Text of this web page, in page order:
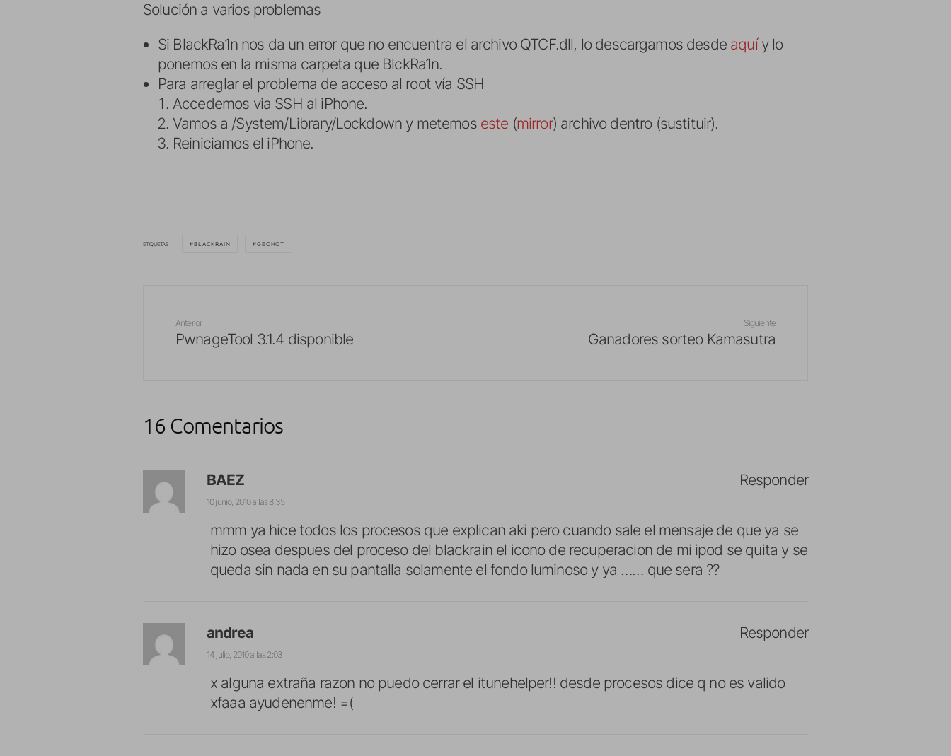
Solución a varios problemas
Si BlackRa1n nos da un error que no encuentra el archivo QTCF.dll, lo descargamos desde aquíy lo
ponemos en la misma carpeta que BlckRa1n.
Para arreglar el problema de acceso al root vía SSH
Accedemos via SSH al iPhone.
Vamos a /System/Library/Lockdown y metemos este (mirror) archivo dentro (sustituir).
Reiniciamos el iPhone.
ETIQUETAS BLACKRAIN GEOHOT
Anterior
PwnageTool 3.1.4 disponible
Siguiente
Ganadores sorteo Kamasutra
16 Comentarios
BAEZ
10 junio, 2010 a las 8:35
mmm ya hice todos los procesos que explican aki pero cuando sale el mensaje de que ya se
hizo osea despues del proceso del blackrain el icono de recuperacion de mi ipod se quita y se
queda sin nada en su pantalla solamente el fondo luminoso y ya …… que sera ??
Responder
andrea
14 julio, 2010 a las 2:03
x alguna extraña razon no puedo cerrar el itunehelper!! desde procesos dice q no es valido
xfaaa ayudenenme! =(
Responder